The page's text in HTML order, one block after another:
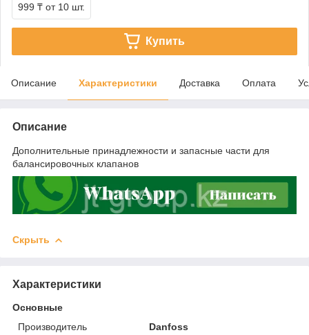
999 ₸ от 10 шт.
Купить
Описание Характеристики Доставка Оплата
Описание
Дополнительные принадлежности и запасные части для
балансировочных клапанов
Скрыть
Характеристики
Основные
Производитель
Danfoss